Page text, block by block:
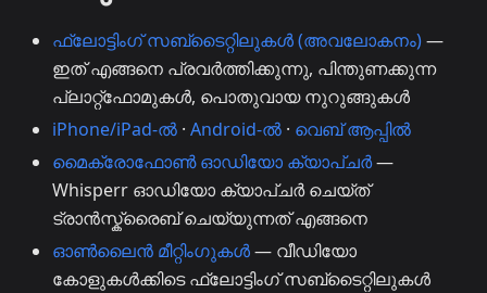
ഫ്ലോട്ടിംഗ് സബ്‌ടൈറ്റിലുകൾ (അവലോകനം)—
ഇത് എങ്ങനെ പ്രവർത്തിക്കുന്നു, പിന്തുണക്കുന്ന
പ്ലാറ്റ്‌ഫോമുകൾ, പൊതുവായ നുറുങ്ങുകൾ
iPhone/iPad-ൽ · Android-ൽ · വെബ് ആപ്പിൽ
മൈക്രോഫോൺ ഓഡിയോ ക്യാപ്‌ചർ—
Whisperr ഓഡിയോ ക്യാപ്‌ചർ ചെയ്ത്
ട്രാൻസ്ക്രൈബ് ചെയ്യുന്നത് എങ്ങനെ
ഓൺലൈൻ മീറ്റിംഗുകൾ— വീഡിയോ
കോളുകൾക്കിടെ ഫ്ലോട്ടിംഗ് സബ്‌ടൈറ്റിലുകൾ